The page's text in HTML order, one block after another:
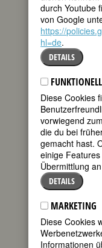
den
gibt es
Autoren.
immer
Stars,
Popstars.
Geburtstag
hieß es
Auch über
Medien
durch Youtube
von Google
https://
hl=de.
DETAILS
Diese Cookies
vorwiegend
die du bei
gemacht hast.
einige
Übermittlung
DETAILS
MARKETING
Diese Cookies
Informationen